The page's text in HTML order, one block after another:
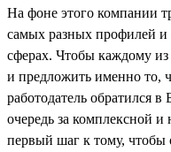
На фоне этого компании
самых разных профилей и
сферах. Чтобы каждому из
и предложить именно то,
работодатель обратился
очередь за комплексной
первый шаг к тому, чтобы